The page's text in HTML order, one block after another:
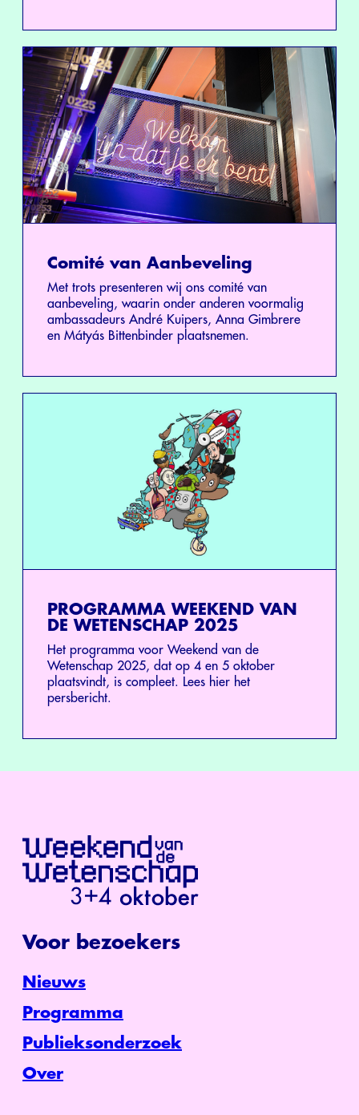
Comité van Aanbeveling
Met trots presenteren wij ons comité van
aanbeveling, waarin onder anderen voormalig
ambassadeurs André Kuipers, Anna Gimbrere
en Mátyás Bittenbinder plaatsnemen.
PROGRAMMA WEEKEND VAN
DE WETENSCHAP 2025
Het programma voor Weekend van de
Wetenschap 2025, dat op 4 en 5 oktober
plaatsvindt, is compleet. Lees hier het
persbericht.
Voor bezoekers
Nieuws
Programma
Publieksonderzoek
Over